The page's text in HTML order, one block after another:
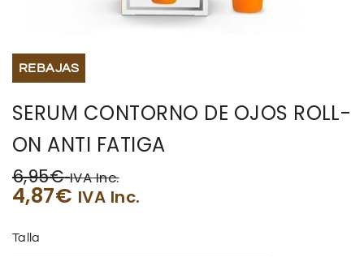
REBAJAS
SERUM CONTORNO DE OJOS ROLL-
ON ANTI FATIGA
6,95€ IVA Inc.
4,87€ IVA Inc.
Talla